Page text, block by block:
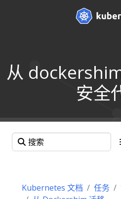
从
安全
Kubernetes 文档 任务